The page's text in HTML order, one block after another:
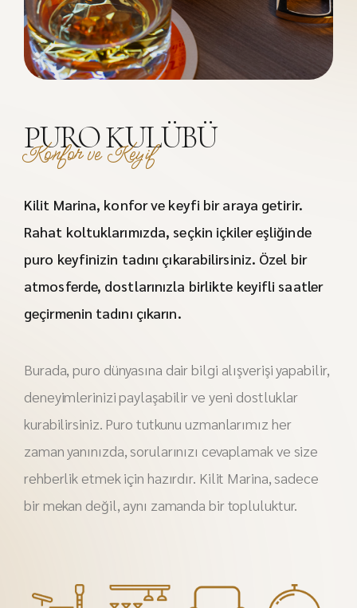
PURO KULÜBÜ
Konfor ve Keyif
Kilit Marina, konfor ve keyfi bir araya getirir.
Rahat koltuklarımızda, seçkin içkiler eşliğinde
puro keyfinizin tadını çıkarabilirsiniz. Özel bir
atmosferde, dostlarınızla birlikte keyifli saatler
geçirmenin tadını çıkarın.
Burada, puro dünyasına dair bilgi alışverişi yapabilir,
deneyimlerinizi paylaşabilir ve yeni dostluklar
kurabilirsiniz. Puro tutkunu uzmanlarımız her
zaman yanınızda, sorularınızı cevaplamak ve size
rehberlik etmek için hazırdır. Kilit Marina, sadece
bir mekan değil, aynı zamanda bir topluluktur.